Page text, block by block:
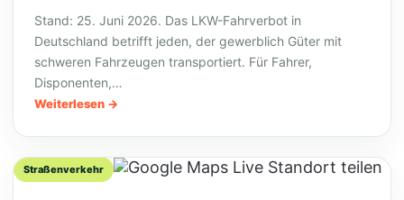
Stand: 25. Juni 2026. Das LKW-Fahrverbot in
Deutschland betrifft jeden, der gewerblich Güter mit
schweren Fahrzeugen transportiert. Für Fahrer,
Disponenten,…
Weiterlesen
Straßenverkehr